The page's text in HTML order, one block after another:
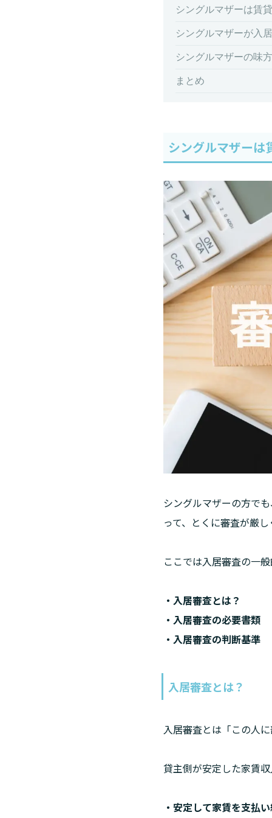
シングルマザーは賃
シングルマザーが入
シングルマザーの味
まとめ
シングルマザーは
シングルマザーの方で
って、とくに審査が厳
ここでは入居審査の一
・入居審査とは？
・入居審査の必要書類
・入居審査の判断基準
入居審査とは？
入居審査とは「この人
貸主側が安定した家賃
・安定して家賃を支払